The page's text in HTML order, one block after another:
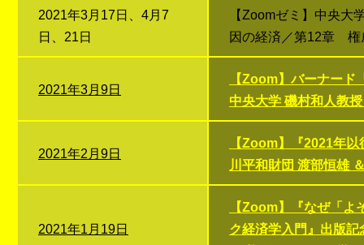
2021年3月17日、4月7
日、21日
【Zoomゼミ】中央
因の経済／第12章
2021年3月9日
【Zoom】バーナー
中央大学 磯村和人教
2021年2月9日
【Zoom】『2021年
川平和財団 渡部恒雄
2021年1月19日
【Zoom】『なぜ「
ク経済学入門』出版